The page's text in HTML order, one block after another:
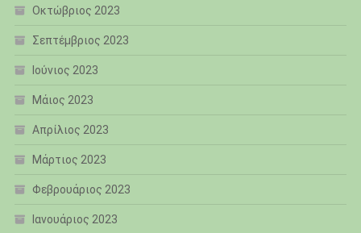
Οκτώβριος 2023
Σεπτέμβριος 2023
Ιούνιος 2023
Μάιος 2023
Απρίλιος 2023
Μάρτιος 2023
Φεβρουάριος 2023
Ιανουάριος 2023